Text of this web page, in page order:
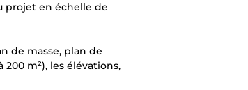
projet en échelle de
de masse, plan de
m²), les élévations,